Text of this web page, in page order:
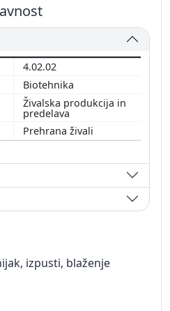
4.02.02
Biotehnika
Živalska produkcija in
predelava
Prehrana živali
izpusti, blaženje